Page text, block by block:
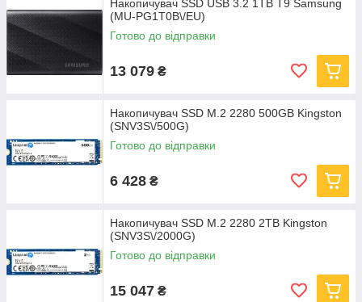
Накопичувач SSD USB 3.2 1TB T9 Samsung
(MU-PG1T0B\/EU)
Готово до відправки
13 079 ₴
Накопичувач SSD M.2 2280 500GB Kingston
(SNV3S\/500G)
Готово до відправки
6 428 ₴
Накопичувач SSD M.2 2280 2TB Kingston
(SNV3S\/2000G)
Готово до відправки
15 047 ₴